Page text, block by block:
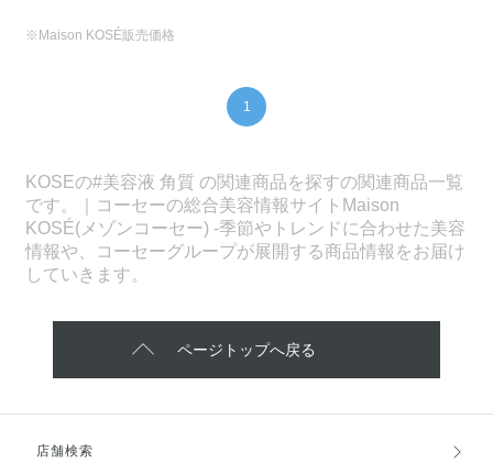
※Maison KOSÉ販売価格
1
KOSEの#美容液 角質 の関連商品を探すの関連商品一覧
です。｜コーセーの総合美容情報サイトMaison
KOSÉ(メゾンコーセー) -季節やトレンドに合わせた美容
情報や、コーセーグループが展開する商品情報をお届け
していきます。
ページトップへ戻る
店舗検索